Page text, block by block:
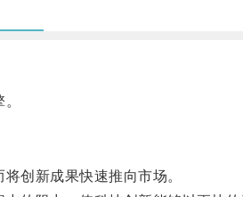
创新成果快速推向市场。